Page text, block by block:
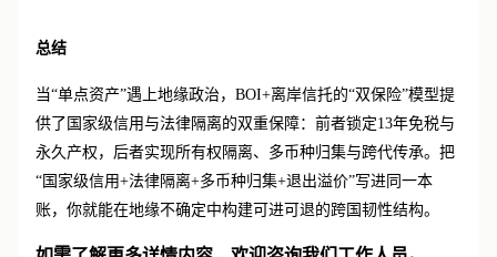
总结
当“单点资产”遇上地缘政治，BOI+离岸信托的“双保险”模型提
供了国家级信用与法律隔离的双重保障：前者锁定13年免税与
永久产权，后者实现所有权隔离、多币种归集与跨代传承。把
“国家级信用+法律隔离+多币种归集+退出溢价”写进同一本
账，你就能在地缘不确定中构建可进可退的跨国韧性结构。